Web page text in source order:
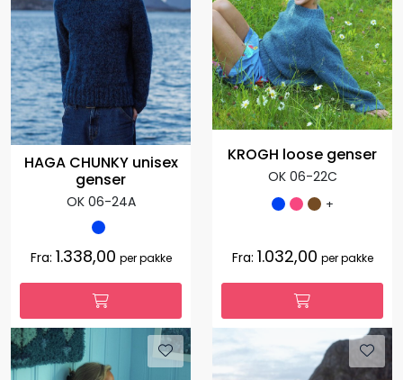
HAGA CHUNKY unisex
genser
OK 06-24A
Fra: 1.338,00 per pakke
KROGH loose genser
OK 06-22C
+
Fra: 1.032,00 per pakke